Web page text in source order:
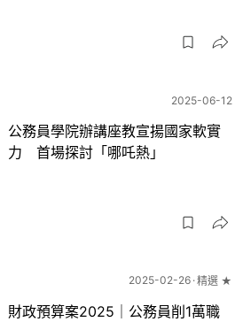
2025-06-12
公務員學院辦講座教宣揚國家軟實
力 首場探討「哪吒熱」
2025-02-26 精選 ★
財政預算案2025｜公務員削1萬職